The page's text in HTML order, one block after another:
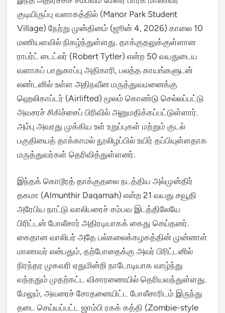
குடியிருப்பு வளாகத்தில் (Manor Park Student
Village) நேற்று முன்தினம் (ஜூன் 4, 2026) காலை 10
மணியளவில் நிகழ்ந்துள்ளது. தாக்குதலுக்குள்ளான
ராபர்ட் டைட்லர் (Robert Tytler) என்ற 50 வயதுடைய
வளாகப் பாதுகாப்பு அதிகாரி, பலத்த காயங்களுடன்
லண்டனில் உள்ள அதிநவீன மருத்துவமனைக்கு
ஹெலிகாப்டர் (Airlifted) மூலம் கொண்டு செல்லப்பட்டு
அவசரச் சிகிச்சைப் பிரிவில் அனுமதிக்கப்பட்டுள்ளார்.
அம்பு அவரது முக்கிய உள் உறுப்புகள் மற்றும் குடல்
பகுதியைத் தாக்காமல் நூலிழப்பில் உயிர் தப்பியுள்ளதாக
மருத்துவர்கள் தெரிவித்துள்ளனர்.
இந்தக் கொடூரத் தாக்குதலை நடத்திய அல்முன்திர்
தகமா (Almunthir Daqamah) என்ற 21 வயது சவூதி
அரேபிய நாட்டு வாலிபரைச் சம்பவ இடத்திலேயே
பிரிட்டன் போலீசார் அதிரடியாகக் கைது செய்தனர்.
கைதான வாலிபர் அதே பல்கலைக்கழகத்தின் முன்னாள்
மாணவர் என்பதும், தற்போதைக்கு அவர் பிரிட்டனில்
நிரந்தர முகவரி ஏதுமின்றி நாடோடியாக வாழ்ந்து
வந்ததும் முதற்கட்ட விசாரணையில் தெரியவந்துள்ளது.
மேலும், அவரைச் சோதனையிட்ட போலீசாரிடம் இருந்து
தடை செய்யப்பட்ட ஜாம்பி ரகக் கத்தி (Zombie-style